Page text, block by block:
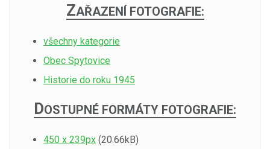
ZAŘAZENÍ FOTOGRAFIE:
všechny kategorie
Obec Spytovice
Historie do roku 1945
DOSTUPNÉ FORMÁTY FOTOGRAFIE:
450 x 239px (20.66kB)